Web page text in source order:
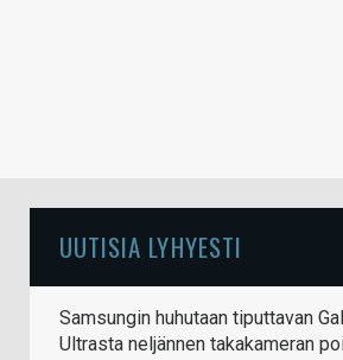
UUTISIA LYHYESTI
Samsungin huhutaan tiputtavan
Ultrasta neljännen takakameran